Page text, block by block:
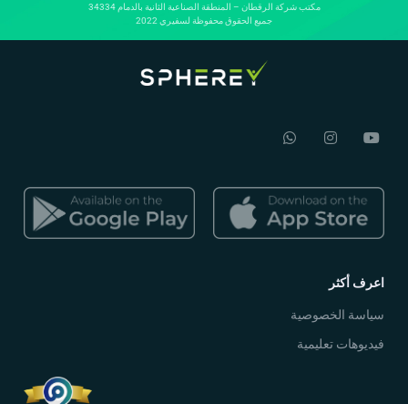
مكتب شركة الرقطان – المنطقة الصناعية الثانية بالدمام 34334
جميع الحقوق محفوظة لسفيري 2022
اعرف أكثر
سياسة الخصوصية
فيديوهات تعليمية